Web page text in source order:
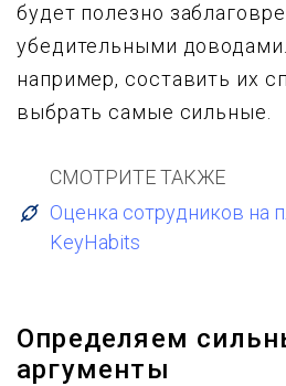
будет полезно
убедительными
например, составить их
выбрать самые сильные.
СМОТРИТЕ ТАКЖЕ
Оценка сотрудников на
KeyHabits
Определяем
аргументы